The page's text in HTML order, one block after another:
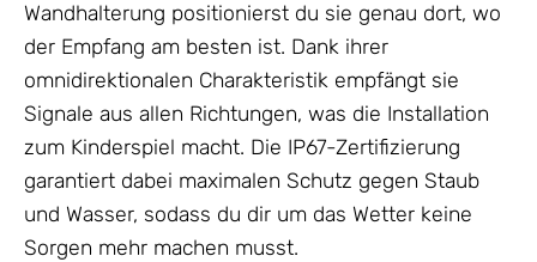
Wandhalterung positionierst du sie genau dort, wo
der Empfang am besten ist. Dank ihrer
omnidirektionalen Charakteristik empfängt sie
Signale aus allen Richtungen, was die Installation
zum Kinderspiel macht. Die IP67-Zertifizierung
garantiert dabei maximalen Schutz gegen Staub
und Wasser, sodass du dir um das Wetter keine
Sorgen mehr machen musst.